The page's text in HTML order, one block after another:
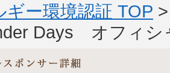
ギー環境認証 TOP
Days オフィシ